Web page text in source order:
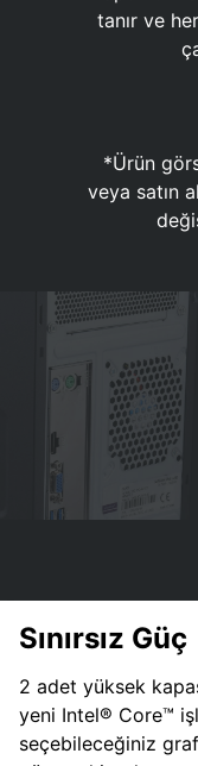
tanır ve
*Ürün
veya satın
Sınırsız Güç
2 adet yüksek
yeni Intel® Core™
seçebileceğiniz